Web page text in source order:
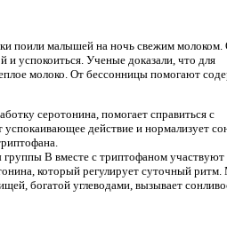
поили малышей на ночь свежим молоком.
и успокоиться. Ученые доказали, что для
молоко. От бессонницы помогают
серотонина, помогает справиться с
успокаивающее действие и нормализует
группы В вместе с триптофаном участвуют
который регулирует суточный
богатой углеводами, вызывает